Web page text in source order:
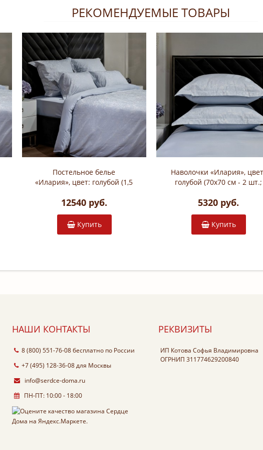
РЕКОМЕНДУЕМЫЕ ТОВАРЫ
Постельное белье
«Илария», цвет: голубой (1,5
жаккардовый сатин: 100%
12540 руб.
Купить
Наволочки «Илария»,
голубой (70х70 см - 2 шт.;
хлопок; арт. 130HB)
5320 руб.
Купить
НАШИ КОНТАКТЫ
8 (800) 551-76-08бесплатно по России
+7 (495) 128-36-08для Москвы
info@serdce-doma.ru
ПН-ПТ: 10:00 - 18:00
РЕКВИЗИТЫ
ИП Котова Софья Владимировна
ОГРНИП 311774629200840